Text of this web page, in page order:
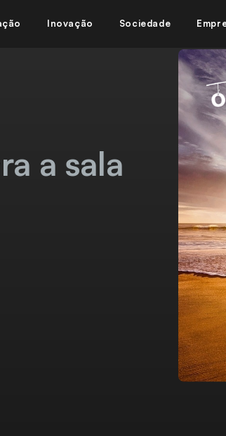
Inovação Sociedade
a sala